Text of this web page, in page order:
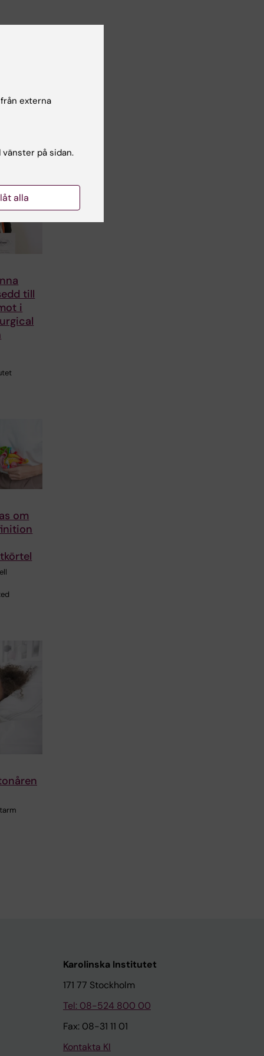
till
i
om
Karolinska Institutet
171 77 Stockholm
Tel: 08-524 800 00
Fax: 08-31 11 01
Kontakta KI
externa
på sidan.
alla